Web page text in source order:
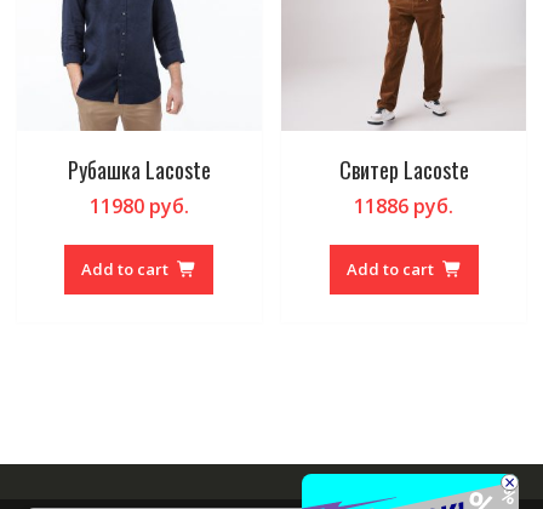
Рубашка Lacoste
11980руб.
Add to cart
Свитер Lacoste
11886 руб.
Add to cart
×